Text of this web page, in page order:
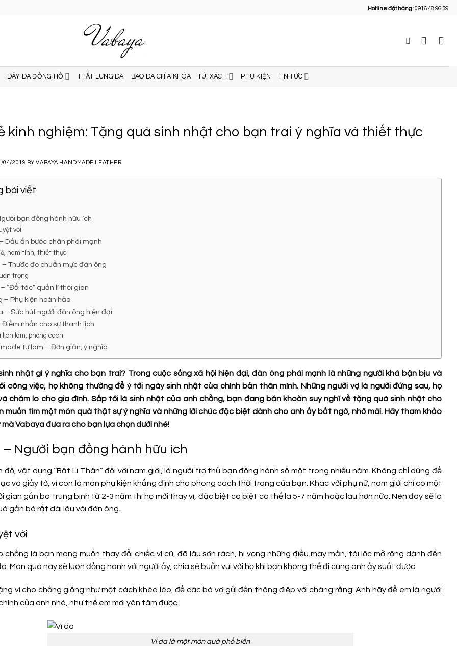
Hotline đặt hàng:0916 48 96 39
DÂY DA ĐỒNG HỒ THẮT LƯNG DA BAO DA CHÌA KHÓA TÚI XÁCH PHỤ KIỆN TIN TỨC
kinh nghiệm: Tặng quà sinh nhật cho bạn trai ý nghĩa và thiết thực
04/2019 BYVABAYA HANDMADE LEATHER
bài viết
bạn đồng hành hữu ích
vời
Dấu ấn bước chân phái mạnh
nam tính, thiết thực
– Thước đo chuẩn mực đàn ông
trọng
“Đối tác” quản lí thời gian
– Phụ kiện hoàn hảo
– Sức hút người đàn ông hiện đại
Điểm nhấn cho sự thanh lịch
lịch lãm, phong cách
tự làm – Đơn giản, ý nghĩa
nhật gì ý nghĩa cho bạn trai? Trong cuộc sống xã hội hiện đại, đàn ông phái mạnh là những người khá bận bịu và
công việc, họ không thường để ý tới ngày sinh nhật của chính bản thân mình. Những người vợ là người đứng sau, họ
chăm lo cho gia đình. Sắp tới là sinh nhật của anh chồng, bạn đang băn khoăn suy nghĩ về tặng quà sinh nhật cho
muốn tìm một món quà thật sự ý nghĩa và những lời chúc đặc biệt dành cho anh ấy bất ngờ, nhớ mãi. Hãy tham khảo
mà Vabaya đưa ra cho bạn lựa chọn dưới nhé!
– Người bạn đồng hành hữu ích
đồ, vật dụng ‘’Bất Li Thân” đối với nam giới, là người trợ thủ bạn đồng hành số một trong nhiều năm. Không chỉ dùng để
và giấy tờ, ví còn là món phụ kiện khẳng định cho phong cách thời trang của bạn. Khác với phụ nữ, nam giới chỉ có một
gian gắn bó trung bình từ 2-3 năm thì họ mới thay ví, đặc biệt cá biệt có thể là 5-7 năm hoặc lâu hơn nữa. Nên đây sẽ là
gắn bó rất dài lâu với đàn ông.
vời
chồng là bạn mong muốn thay đổi chiếc ví cũ, đã lâu sờn rách, hi vọng những điều may mắn, tài lộc mở rộng dành đến
Món quà này sẽ luôn đồng hành với người ấy, chia sẻ buồn vui với họ khi bạn không thể đi cùng anh ấy suốt được.
ví cho chồng giống như một cách khéo léo, để các bà vợ gửi đến thông điệp với chàng rằng: Anh hãy để em là người
của anh nhé, như thế em mới yên tâm được.
Ví da là một món quà phổ biến